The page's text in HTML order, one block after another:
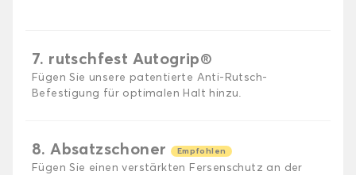
7. rutschfest Autogrip®
Fügen Sie unsere patentierte Anti-Rutsch-
Befestigung für optimalen Halt hinzu.
8. Absatzschoner Empfohlen
Fügen Sie einen verstärkten Fersenschutz an der